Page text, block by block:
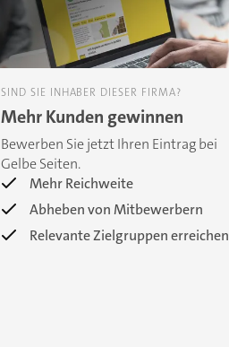
SIND SIE INHABER DIESER FIRMA?
Mehr Kunden gewinnen
Bewerben Sie jetzt Ihren Eintrag bei
Gelbe Seiten.
Mehr Reichweite
Abheben von Mitbewerbern
Relevante Zielgruppen erreichen